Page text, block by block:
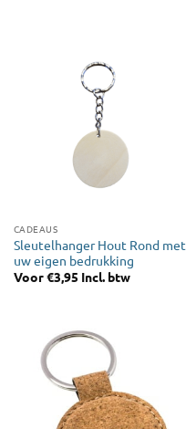
CADEAUS
Sleutelhanger Hout Rond met
uw eigen bedrukking
Voor€3,95 Incl. btw